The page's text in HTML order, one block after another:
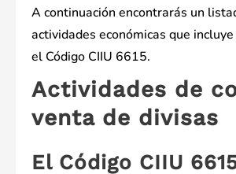
A continuación encontrarás un
actividades económicas que
el Código CIIU 6615.
Actividades de
venta de divisas
El Código CIIU